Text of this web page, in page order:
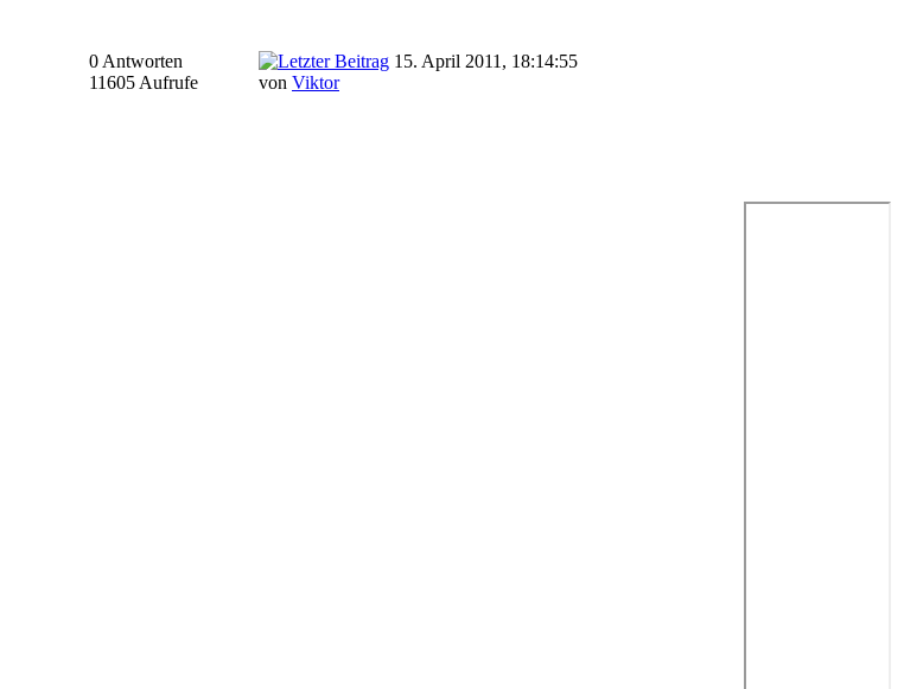
0 Antworten
11605 Aufrufe
15. April 2011, 18:14:55
von Viktor